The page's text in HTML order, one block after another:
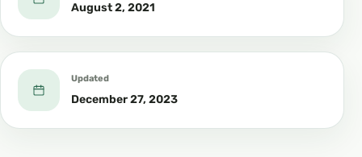
August 2, 2021
Updated
December 27, 2023